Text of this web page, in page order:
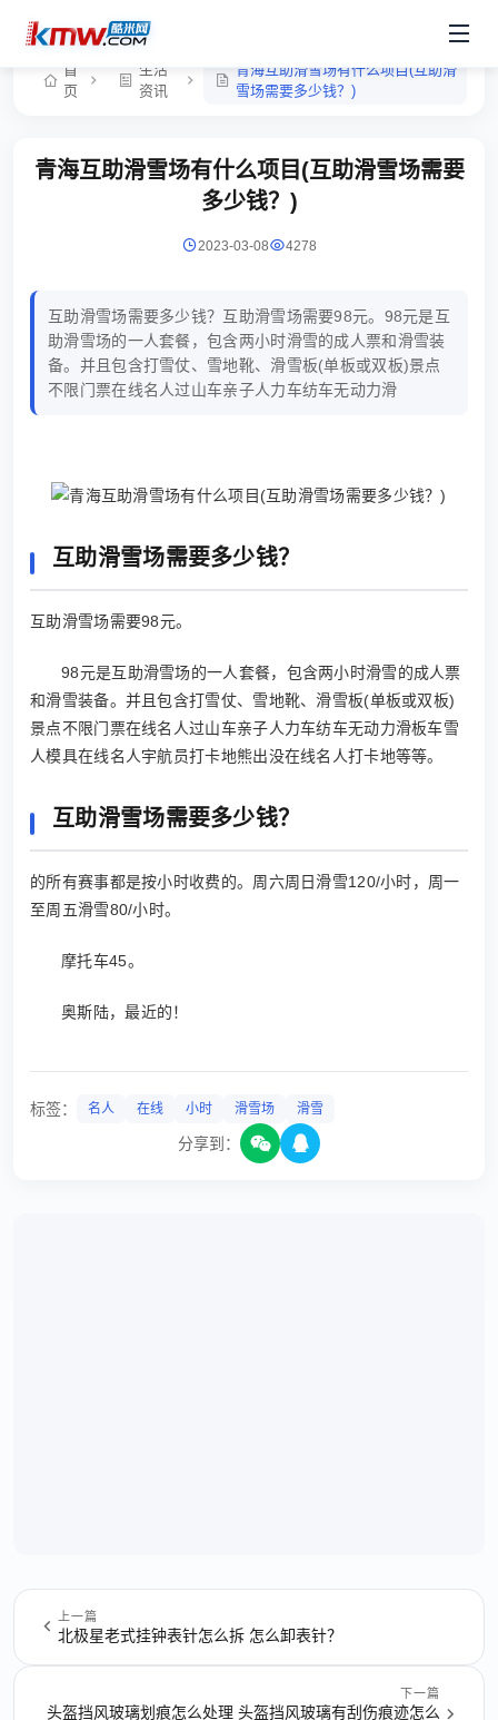
首
页
生活
资讯
青海互助滑雪场有什么项目(互助滑
雪场需要多少钱？)
青海互助滑雪场有什么项目(互助滑雪场需要
多少钱？)
2023-03-08 4278
互助滑雪场需要多少钱？互助滑雪场需要98元。98元是互
助滑雪场的一人套餐，包含两小时滑雪的成人票和滑雪装
备。并且包含打雪仗、雪地靴、滑雪板(单板或双板)景点
不限门票在线名人过山车亲子人力车纺车无动力滑
互助滑雪场需要多少钱？
互助滑雪场需要98元。
98元是互助滑雪场的一人套餐，包含两小时滑雪的成人票
和滑雪装备。并且包含打雪仗、雪地靴、滑雪板(单板或双板)
景点不限门票在线名人过山车亲子人力车纺车无动力滑板车雪
人模具在线名人宇航员打卡地熊出没在线名人打卡地等等。
互助滑雪场需要多少钱？
的所有赛事都是按小时收费的。周六周日滑雪120/小时，周一
至周五滑雪80/小时。
摩托车45。
奥斯陆，最近的！
标签： 名人 在线 小时 滑雪场 滑雪
分享到：
上一篇
北极星老式挂钟表针怎么拆 怎么卸表针？
下一篇
头盔挡风玻璃划痕怎么处理 头盔挡风玻璃有刮伤痕迹怎么